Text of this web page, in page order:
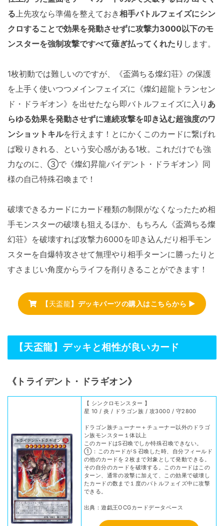
る上先攻なら準備を整えておき相手バトルフェイズにシン
クロすることで効果を発動させずに攻撃力3000以下のモ
ンスターを強制攻撃ですべて薙ぎ払ってくれたり します。
1枚初動では難しいのですが、《盃満ちる燦幻荘》の保護
を上手く使いつつメインフェイズに《燦幻超龍トランセン
ド・ドラギオン》を出せたなら即バトルフェイズに入り あ
らゆる効果を発動させずに連続攻撃を叩き込む超強度のワ
ンショットキルを行えます！とにかくこのカードに繋げれ
ば殴りきれる、という安心感がある1枚。これだけでも強
力なのに、③で《燦幻昇龍バイデント・ドラギオン》同
様の自己特殊召喚まで！
破壊できるカードにカード種類の制限がなくなったため相
手モンスターの破壊も狙えるほか、もちろん《盃満ちる燦
幻荘》を破壊すれば攻撃力6000を叩き込んだり相手モン
スターを自爆特攻させて無理やり相手ターンに勝ったりと
すさまじい角度からライフを削りきることができます！
【天盃龍】デッキパーツの購入はこちらから ▶
【天盃龍】デッキと相性が良いカード
《トライデント・ドラギオン》
【 シンクロモンスター 】
星 10 / 炎 / ドラゴン族 / 攻3000 / 守2800
ドラゴン族チューナー＋チューナー以外のドラゴ
ン族モンスター１体以上
このカードはS召喚でしか特殊召喚できない。
①：このカードがＳ召喚した時、自分フィールド
の他のカードを２枚まで対象として発動できる。
その自分のカードを破壊する。このカードはこの
ターン、通常の攻撃に加えて、この効果で破壊し
たカードの数まで１度のバトルフェイズ中に攻撃
できる。
出典：遊戯王OCGカードデータベース